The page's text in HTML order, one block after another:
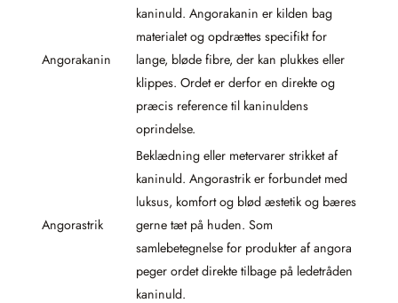
Angorakanin
kaninuld. Angorakanin er kilden bag
materialet og opdrættes specifikt for
lange, bløde fibre, der kan plukkes eller
klippes. Ordet er derfor en direkte og
præcis reference til kaninuldens
oprindelse.
Angorastrik
Beklædning eller metervarer strikket af
kaninuld. Angorastrik er forbundet med
luksus, komfort og blød æstetik og bæres
gerne tæt på huden. Som
samlebetegnelse for produkter af angora
peger ordet direkte tilbage på ledetråden
kaninuld.